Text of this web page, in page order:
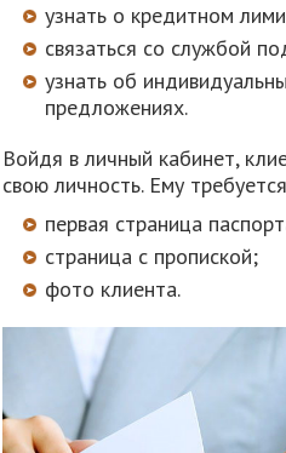
узнать о кредитном
связаться со службой
узнать об
предложениях.
Войдя в личный кабинет,
свою личность. Ему
первая страница
страница с пропиской;
фото клиента.